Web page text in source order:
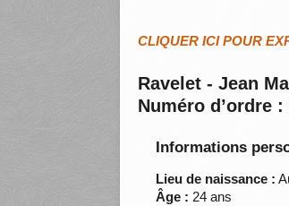
CLIQUER ICI POUR
Ravelet - Jean
Numéro d’ordre
Informations
Lieu de naissance :
Âge : 24 ans